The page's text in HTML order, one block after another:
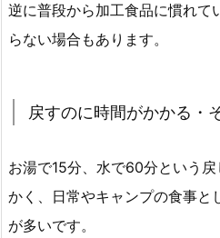
逆に普段から加工食品に慣れて
らない場合もあります。
戻すのに時間がかかる・
お湯で15分、水で60分という
かく、日常やキャンプの食事と
が多いです。